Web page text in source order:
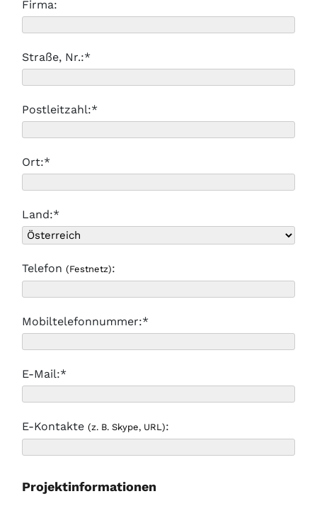
Firma:
Straße, Nr.:*
Postleitzahl:*
Ort:*
Land:*
Telefon (Festnetz):
Mobiltelefonnummer:*
E-Mail:*
E-Kontakte (z. B. Skype, URL):
Projektinformationen